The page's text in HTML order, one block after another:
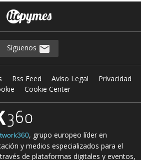
Síguenos
Rss Feed Aviso Legal
Privacidad
Cookie Center
, grupo europeo líder en
y medios especializados para el
de plataformas digitales y eventos,